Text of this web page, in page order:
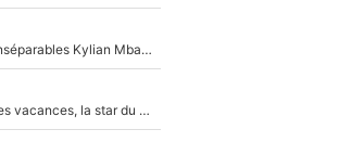
Loin du Real Madrid et du PSG, les inséparables Kylian Mbappé et Achraf Hakimi changent d'équipe le temps d'une journée !
Antoine Dupont en deuil : Pendant ses vacances, la star du XV de France a perdu sa grand-mère